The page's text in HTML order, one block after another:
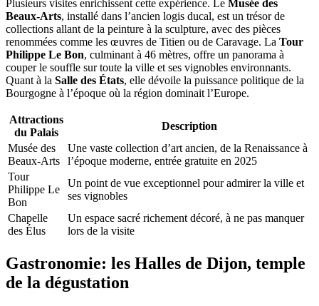
Plusieurs visites enrichissent cette expérience. Le Musée des
Beaux-Arts, installé dans l’ancien logis ducal, est un trésor de
collections allant de la peinture à la sculpture, avec des pièces
renommées comme les œuvres de Titien ou de Caravage. La Tour
Philippe Le Bon, culminant à 46 mètres, offre un panorama à
couper le souffle sur toute la ville et ses vignobles environnants.
Quant à la Salle des États, elle dévoile la puissance politique de la
Bourgogne à l’époque où la région dominait l’Europe.
Attractions
du Palais
Description
Musée des
Beaux-Arts
Une vaste collection d’art ancien, de la Renaissance à
l’époque moderne, entrée gratuite en 2025
Tour
Philippe Le
Bon
Un point de vue exceptionnel pour admirer la ville et
ses vignobles
Chapelle
des Élus
Un espace sacré richement décoré, à ne pas manquer
lors de la visite
Gastronomie: les Halles de Dijon, temple
de la dégustation